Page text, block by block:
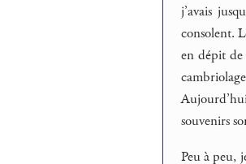
j’avais
consolent.
en dépit de
souvenirs
Peu à peu,